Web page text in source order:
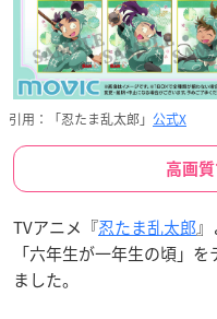
引用：「忍たま乱太郎」 公式X
高画
TVアニメ『忍たま乱太郎』
「六年生が一年生の頃」
ました。